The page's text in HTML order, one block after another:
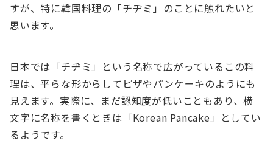
すが、特に韓国料理の「チヂミ」のことに触れたいと
思います。
日本では「チヂミ」という名称で広がっているこの料
理は、平らな形からしてピザやパンケーキのようにも
見えます。実際に、まだ認知度が低いこともあり、横
文字に名称を書くときは「Korean Pancake」としてい
るようです。